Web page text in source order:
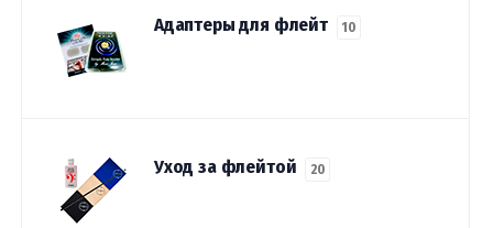
Адаптеры для флейт 10
Уход за флейтой 20